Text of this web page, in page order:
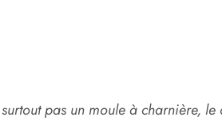
surtout pas un moule à charnière,